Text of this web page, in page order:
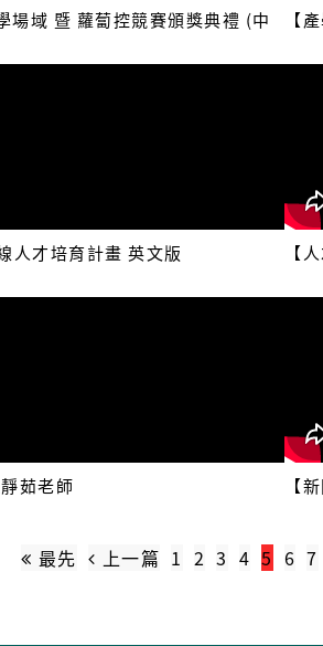
場域 暨 蘿蔔控競賽頒獎典禮 (中
【
人才培育計畫 英文版
【
茹老師 【
最先 上一篇 1 2 3 4 5 6 7